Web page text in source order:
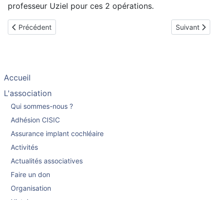
professeur Uziel pour ces 2 opérations.
Article précédent : Eric , 51 ans Implanté en juin 2011 à Reims
Précédent Article
Suivant
Accueil
L'association
Qui sommes-nous ?
Adhésion CISIC
Assurance implant cochléaire
Activités
Actualités associatives
Faire un don
Organisation